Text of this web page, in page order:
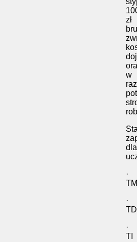
zł
w
dla
·
·
TD
·